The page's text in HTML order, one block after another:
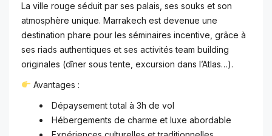
La ville rouge séduit par ses palais, ses souks et son
atmosphère unique. Marrakech est devenue une
destination phare pour les séminaires incentive, grâce à
ses riads authentiques et ses activités team building
originales (dîner sous tente, excursion dans l’Atlas…).
Avantages :
Dépaysement total à 3h de vol
Hébergements de charme et luxe abordable